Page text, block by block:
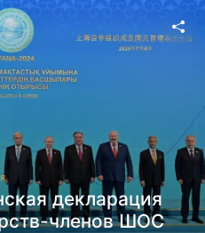
декларация
членов ШОС